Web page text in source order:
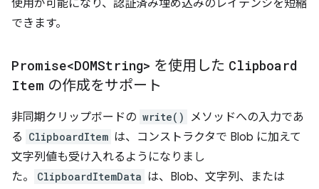
使用が可能になり、認証済み埋め込みのレイテンシを短縮
できます。
Promise<DOMString> を使用した Clipboard
Item の作成をサポート
非同期クリップボードの write()
メソッドへの入力であ
る ClipboardItem は、コンストラクタで Blob に加えて
文字列値も受け入れるようになりまし
た。
ClipboardItemData は、Blob、文字列、または